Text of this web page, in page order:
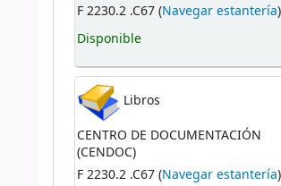
F 2230.2 .C67 (Navegar estantería)
Disponible
Libros
CENTRO DE DOCUMENTACIÓN
(CENDOC)
F 2230.2 .C67 (Navegar estantería)